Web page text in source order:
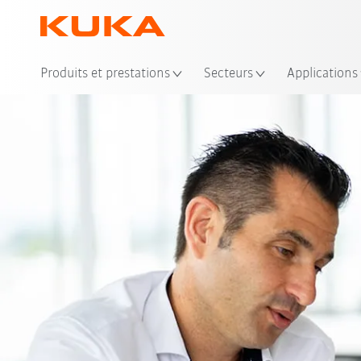
Produits et prestations Secteurs Applications